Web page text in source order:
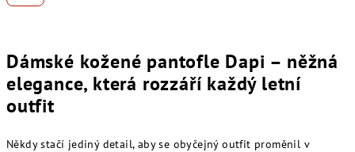
Dámské kožené pantofle Dapi – něžná
elegance, která rozzáří každý letní
outfit
Někdy stačí jediný detail, aby se obyčejný outfit proměnil v